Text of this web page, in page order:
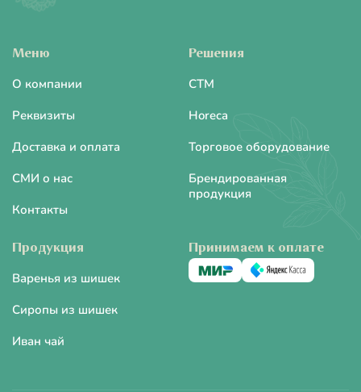
Меню
О компании
Реквизиты
Доставка и оплата
СМИ о нас
Контакты
Решения
CTM
Horeca
Торговое оборудование
Брендированная
продукция
Продукция
Варенья из шишек
Сиропы из шишек
Иван чай
Принимаем к оплате